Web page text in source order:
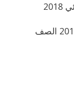
جدول امتحانات الصف الثالث الابتدائي 2018
جدول امتحانات الشهادة الاعدادية 2018 الصف